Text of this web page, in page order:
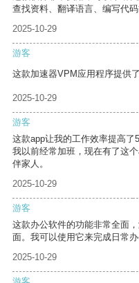
查找资料、翻译语言、编写代码
2025-10-29
游客
这款加速器VPM应用程序提供
2025-10-29
游客
这款app让我的工作效率提高了
我以前经常加班，现在有了这
伴家人。
2025-10-29
游客
这款办公软件的功能非常全面
面。我可以使用它来完成日常
2025-10-29